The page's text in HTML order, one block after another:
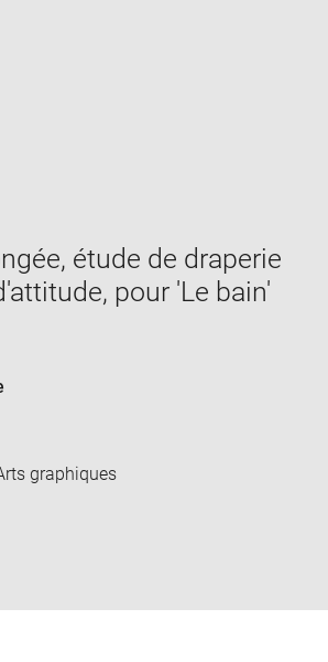
window
étude de draperie
pour 'Le bain'
graphiques